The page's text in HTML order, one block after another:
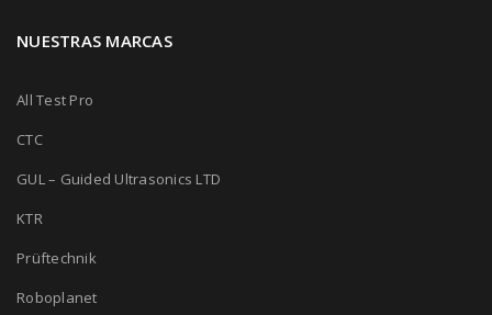
NUESTRAS MARCAS
All Test Pro
CTC
GUL – Guided Ultrasonics LTD
KTR
Prüftechnik
Roboplanet